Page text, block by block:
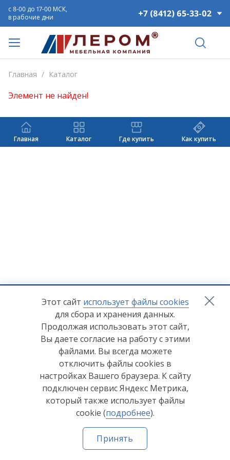
+7 (8412) 65-33-02
с 8-00 до 17-00 МСК,
в рабочие дни
Главная / Каталог
Элемент не найден!
Главная Каталог Где купить Как купить
+7 (8412) 65-33-00
info@lerom.ru
Согласие на обработку персональных данных
Политика конфиденциальности
Согласие на обработку персональных данных Яндекс
© ООО "Мебельная компания "Лером" 2026
Пенза-Онлайн
Этот сайт использует файлы cookies
для сбора и хранения данных.
Продолжая использовать этот сайт,
Вы даете согласие на работу с этими
файлами. Вы всегда можете
отключить файлы cookies в
настройках Вашего браузера. К сайту
подключен сервис Яндекс Метрика,
который также использует файлы
cookie (подробнее).
Принять